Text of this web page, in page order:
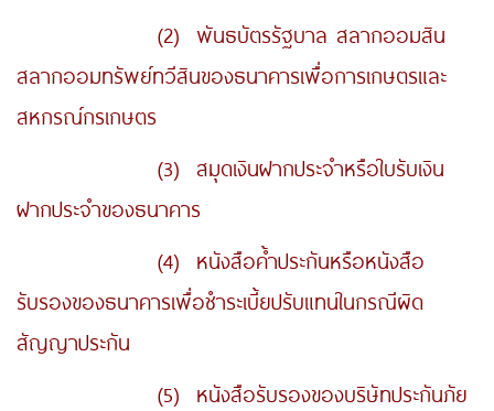
(2) พันธบัตรรัฐบาล สลากออมสิน
สลากออมทรัพย์ทวีสินของธนาคารเพื่อการเกษตรและ
สหกรณ์กรเกษตร
(3) สมุดเงินฝากประจำหรือใบรับเงิน
ฝากประจำของธนาคาร
(4) หนังสือค้ำประกันหรือหนังสือ
รับรองของธนาคารเพื่อชำระเบี้ยปรับแทนในกรณีผิด
สัญญาประกัน
(5) หนังสือรับรองของบริษัทประกันภัย